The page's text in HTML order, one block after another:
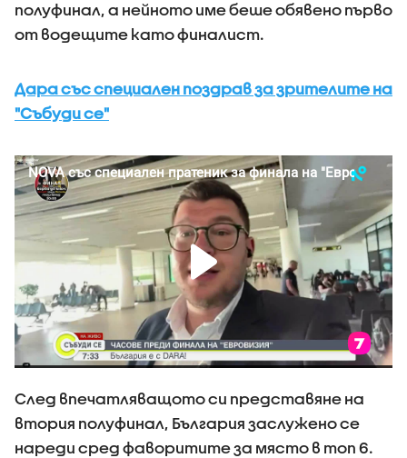
полуфинал, а нейното име беше обявено първо
от водещите като финалист.
Дара със специален поздрав за зрителите на
"Събуди се"
След впечатляващото си представяне на
втория полуфинал, България заслужено се
нареди сред фаворитите за място в топ 6.